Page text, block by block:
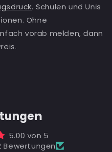
. Schulen und Unis
Ohne
vorab melden, dann
5.00 von 5
Bewertungen